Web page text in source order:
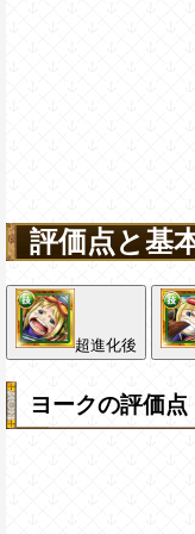
評価点と基
超進化後
ヨークの評価点